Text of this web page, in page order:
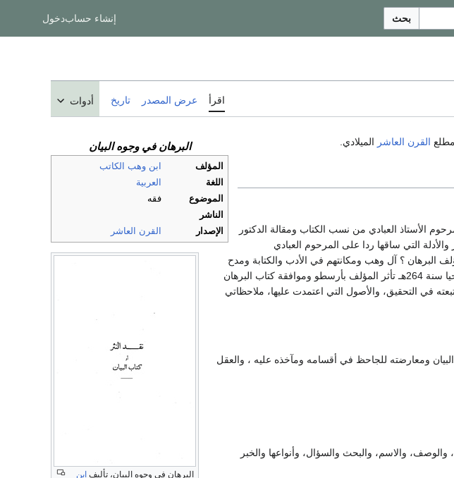
بحث إنشاء حسابدخول
اقرأ عرض المصدر تاريخ أدوات
البرهان في وجوه البيان
المؤلف
ابن وهب الكاتب
اللغة
العربية
الموضوع
فقه
الناشر
الإصدار
القرن العاشر
البرهان في وجوه البيان، تأليف ابن
القرن العاشر الميلادي.
الأستاذ العبادي من نسب الكتاب ومقالة الدكتور
التي ساقها ردا على المرحوم العبادي
البرهان ؟ آل وهب ومكانتهم في الأدب والكتابة ومدح
الشعراء لهم، المؤلف وأشهر معاصريه وأساتذته والد المؤلف كان حيا سنة 264هـ تأثر المؤلف بأرسطو وموافقة كتاب البرهان
في التحقيق، والأصول التي اعتمدت عليها، ملاحظاتي
ومعارضته للجاحظ في أقسامه ومآخذه عليه ، والعقل
والاسم، والبحث والسؤال، وأنواعها والخبر